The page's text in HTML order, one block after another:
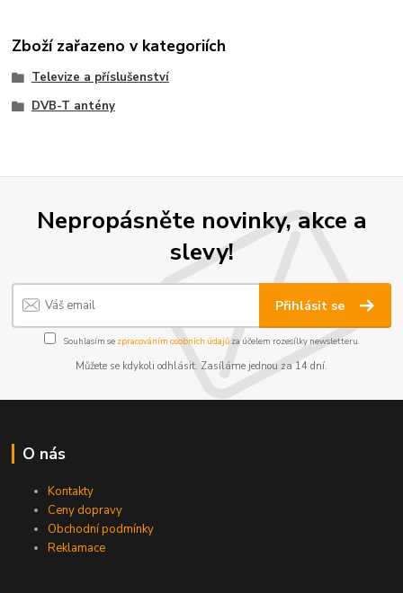
Zboží zařazeno v kategoriích
Televize a příslušenství
DVB-T antény
Nepropásněte novinky, akce a
slevy!
Přihlásit se
Souhlasím se zpracováním osobních údajůza účelem rozesílky newsletteru.
Můžete se kdykoli odhlásit. Zasíláme jednou za 14 dní.
O nás
Kontakty
Ceny dopravy
Obchodní podmínky
Reklamace